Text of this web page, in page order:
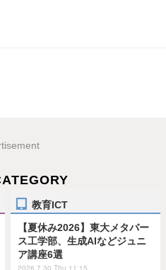
教育ICT
【夏休み2026】東大メタバー
ス工学部、生成AIなどジュニ
ア講座6選
2026.7.30 Thu 11:15